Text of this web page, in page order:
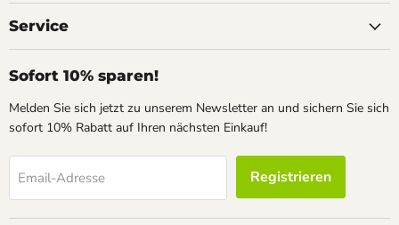
Service
Sofort 10% sparen!
Melden Sie sich jetzt zu unserem Newsletter an und sichern Sie sich
sofort 10% Rabatt auf Ihren nächsten Einkauf!
Email-Adresse Registrieren